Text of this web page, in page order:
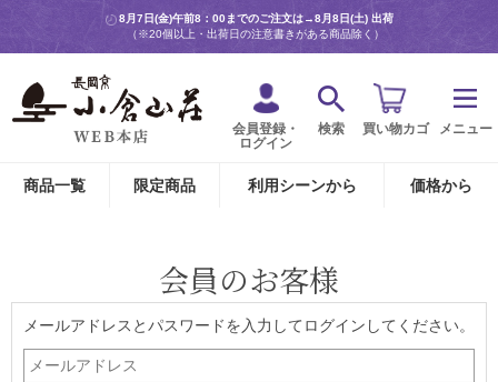
8月7日(金)午前8：00までのご注文は→8月8日(土) 出荷
（※20個以上・出荷日の注意書きがある商品除く）
会員登録・
ログイン
検索 買い物カゴ メニュー
商品一覧 限定商品 利用シーンから 価格から
会員のお客様
メールアドレスとパスワードを入力してログインしてください。